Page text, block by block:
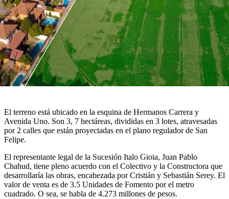
El terreno está ubicado en la esquina de Hermanos Carrera y
Avenida Uno. Son 3, 7 hectáreas, divididas en 3 lotes, atravesadas
por 2 calles que están proyectadas en el plano regulador de San
Felipe.
El representante legal de la Sucesión Italo Gioia, Juan Pablo
Chahud, tiene pleno acuerdo con el Colectivo y la Constructora que
desarrollaría las obras, encabezada por Cristián y Sebastián Serey. El
valor de venta es de 3.5 Unidades de Fomento por el metro
cuadrado. O sea, se habla de 4.273 millones de pesos.